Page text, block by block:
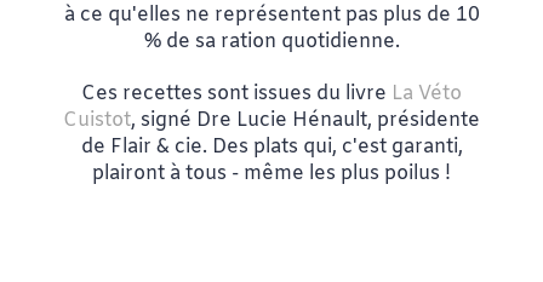
à ce qu'elles ne représentent pas plus de 10
% de sa ration quotidienne.
Ces recettes sont issues du livre La Véto
Cuistot, signé Dre Lucie Hénault, présidente
de Flair & cie. Des plats qui, c'est garanti,
plairont à tous - même les plus poilus !